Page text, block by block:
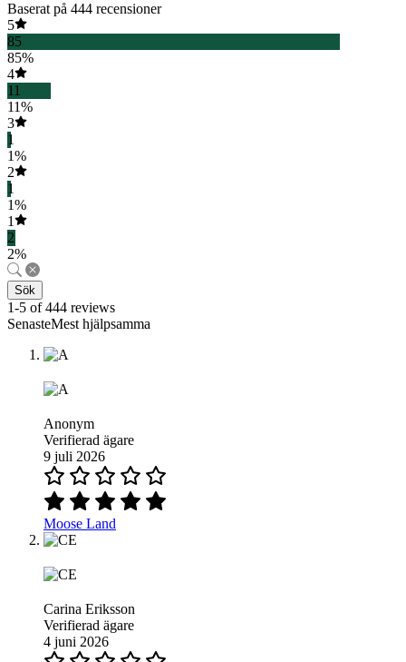
Baserat på 444 recensioner
5
85
85%
4
11
11%
3
1
1%
2
1
1%
1
2
2%
Sök
1-5 of 444 reviews
SenasteMest hjälpsamma
Anonym
Verifierad ägare
9 juli 2026
Moose Land
Carina Eriksson
Verifierad ägare
4 juni 2026